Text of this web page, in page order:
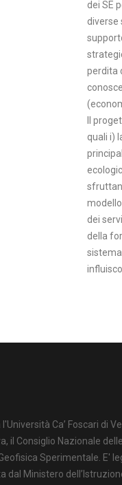
dei SE
diverse
perdita
Il
quali i)
dei
della
Ca’ Foscari di
il Consiglio Nazionale
Sperimentale. E'
dal Ministero